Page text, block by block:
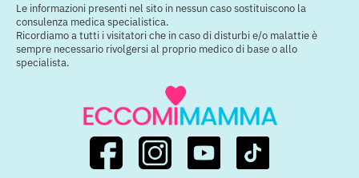
Le informazioni presenti nel sito in nessun caso sostituiscono la
consulenza medica specialistica.
Ricordiamo a tutti i visitatori che in caso di disturbi e/o malattie è
sempre necessario rivolgersi al proprio medico di base o allo
specialista.